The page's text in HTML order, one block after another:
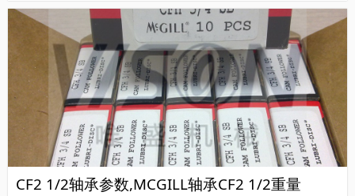
CF2 1/2轴承参数,MCGILL轴承CF2 1/2重量